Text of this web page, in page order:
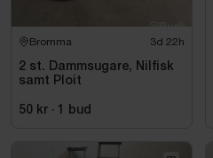
Bromma 3d 22h
2 st. Dammsugare, Nilfisk
samt Ploit
50 kr · 1 bud